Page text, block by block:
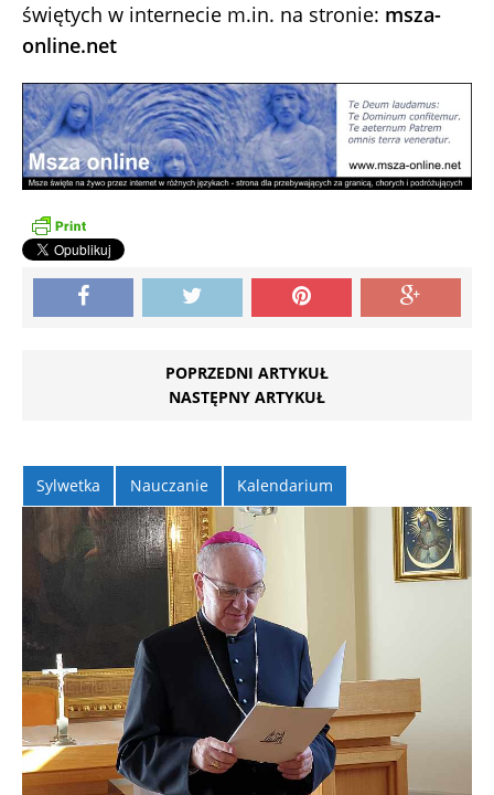
świętych w internecie m.in. na stronie: msza-
online.net
POPRZEDNI ARTYKUŁ
NASTĘPNY ARTYKUŁ
Sylwetka Nauczanie Kalendarium